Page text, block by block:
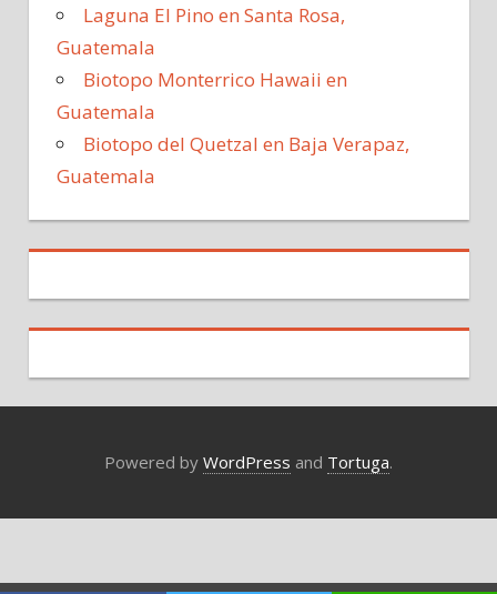
Laguna El Pino en Santa Rosa,
Guatemala
Biotopo Monterrico Hawaii en
Guatemala
Biotopo del Quetzal en Baja Verapaz,
Guatemala
Powered by WordPress and Tortuga.